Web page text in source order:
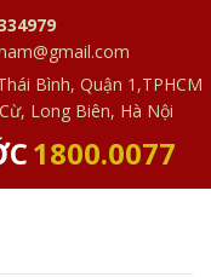
Bình, Quận 1,TPHCM
Long Biên, Hà Nội
1800.0077